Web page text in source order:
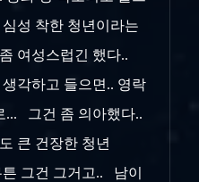
성 착한 청년이라는
여성스럽긴 했다..
각하고 들으면.. 영락
... 그건 좀 의아했다..
큰 건장한 청년
그건 그거고.. 남이